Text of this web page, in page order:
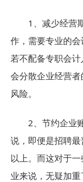
1、减少经营期
作，需要专业的
若不配备专职会计
会分散企业经营
风险。
2、节约企业账
说，即便是招聘
以上。而这对于
业来说，无疑加